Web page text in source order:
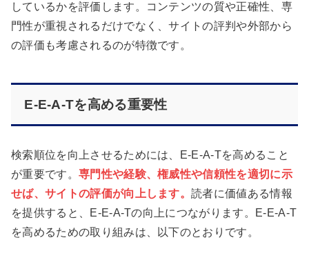
しているかを評価します。コンテンツの質や正確性、専
門性が重視されるだけでなく、サイトの評判や外部から
の評価も考慮されるのが特徴です。
E-E-A-Tを高める重要性
検索順位を向上させるためには、E-E-A-Tを高めること
が重要です。 専門性や経験、権威性や信頼性を適切に示
せば、サイトの評価が向上します。読者に価値ある情報
を提供すると、E-E-A-Tの向上につながります。E-E-A-T
を高めるための取り組みは、以下のとおりです。